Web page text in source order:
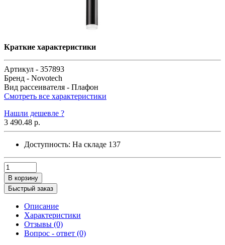
Краткие характеристики
Артикул - 357893
Бренд - Novotech
Вид рассеивателя - Плафон
Смотреть все характеристики
Нашли дешевле ?
3 490.48 р.
Доступность: На складе 137
В корзину
Быстрый заказ
Описание
Характеристики
Отзывы (0)
Вопрос - ответ (0)